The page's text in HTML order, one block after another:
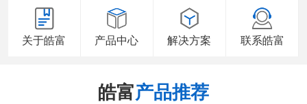
关于皓富 产品中心 解决方案 联系皓富
皓富产品推荐